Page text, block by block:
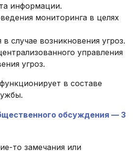
информации.
мониторинга в целях
случае возникновения угроз.
управления
угроз.
в составе
обсуждения — 3
то замечания или